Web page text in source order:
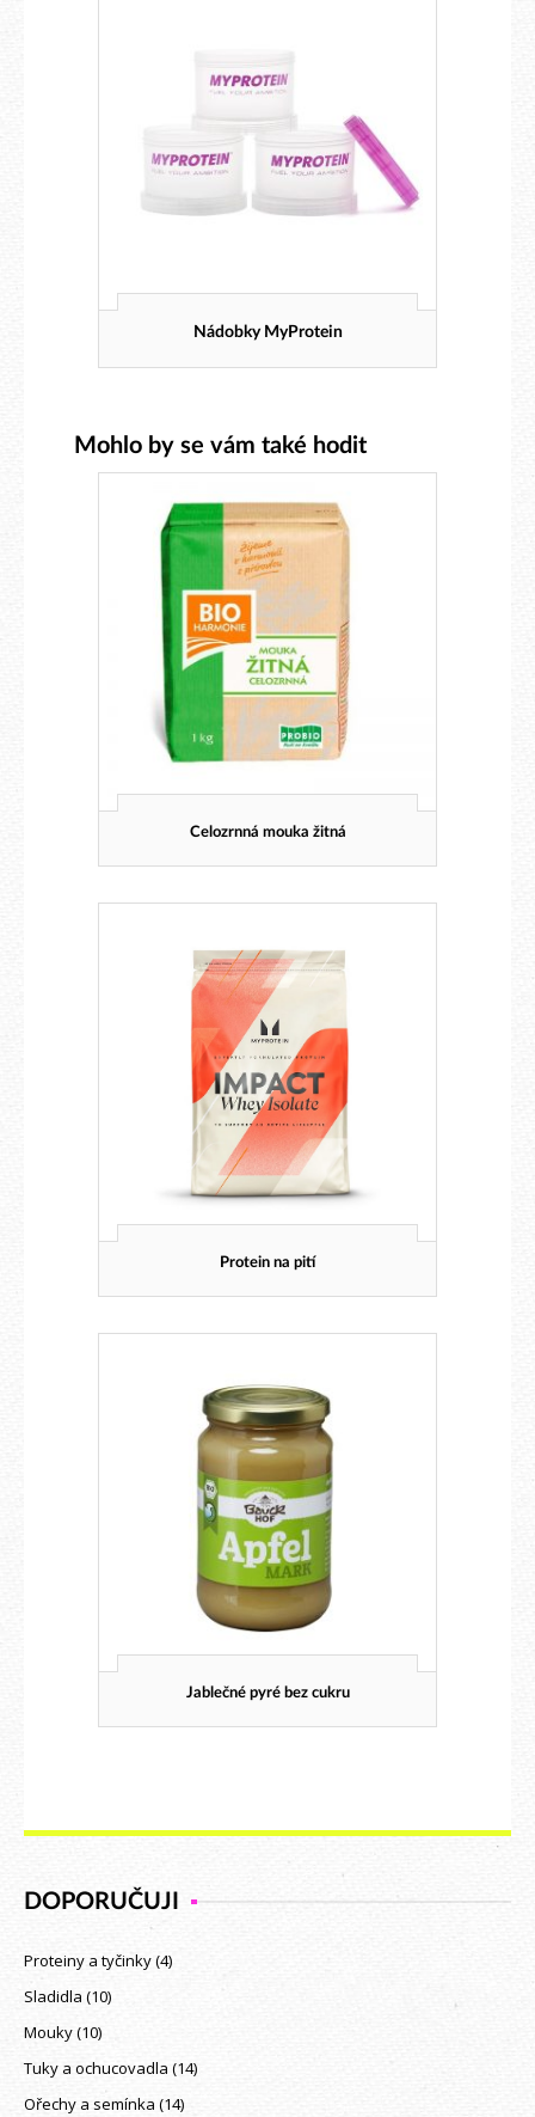
Nádobky MyProtein
Mohlo by se vám také hodit
Celozrnná mouka žitná
Protein na pití
Jablečné pyré bez cukru
DOPORUČUJI
Proteiny a tyčinky(4)
Sladidla (10)
Mouky(10)
Tuky a ochucovadla (14)
Ořechy a semínka (14)